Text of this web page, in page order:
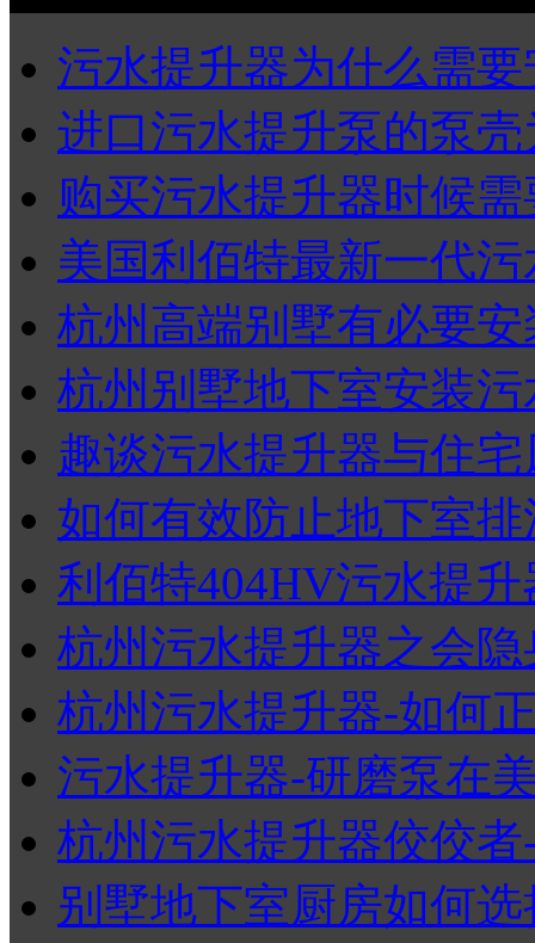
污水提升器为什么需
进口污水提升泵的泵
购买污水提升器时候
美国利佰特最新一代
杭州高端别墅有必要
杭州别墅地下室安装
趣谈污水提升器与住
如何有效防止地下室
利佰特404HV污水提升
杭州污水提升器之会
杭州污水提升器-如何
污水提升器-研磨泵在
杭州污水提升器佼佼
别墅地下室厨房如何